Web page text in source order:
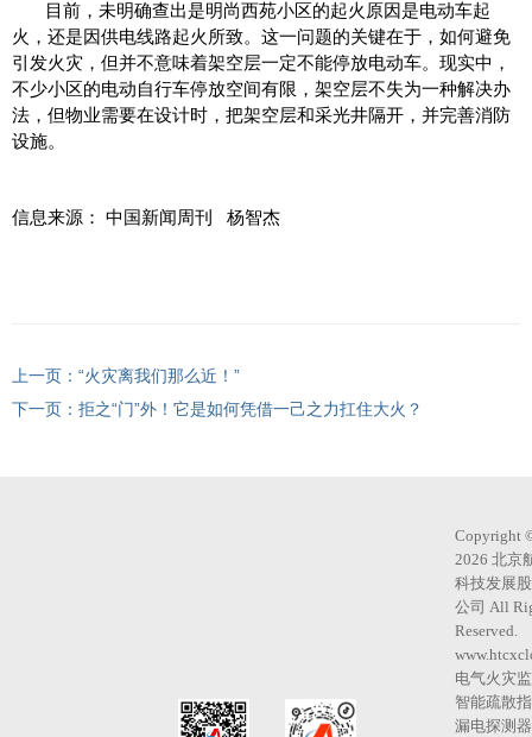
目前，未明确查出是明尚西苑小区的起火原因是电动车起
火，还是因供电线路起火所致。这一问题的关键在于，如何避免
引发火灾，但并不意味着架空层一定不能停放电动车。现实中，
不少小区的电动自行车停放空间有限，架空层不失为一种解决办
法，但物业需要在设计时，把架空层和采光井隔开，并完善消防
设施。
信息来源： 中国新闻周刊 杨智杰
“火灾离我们那么近！”
拒之“门”外！它是如何凭借一己之力扛住大火？
Copyright
2026 北京
科技发展
公司 All
Reserved.
电气火灾
智能疏散
漏电探测